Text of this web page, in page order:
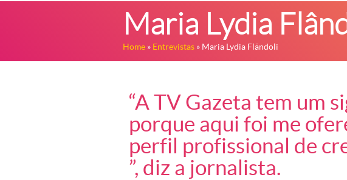
Maria Lydia
Home » Entrevistas » Maria Lydia Flândoli
“A TV Gazeta tem um
porque aqui foi me
perfil profissional de
”, diz a jornalista.